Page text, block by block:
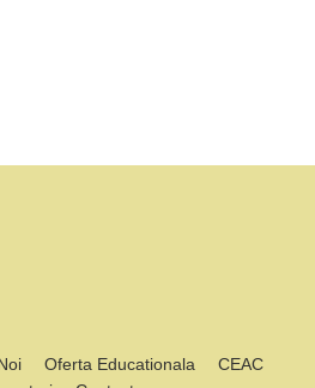
Oferta Educationala
CEAC